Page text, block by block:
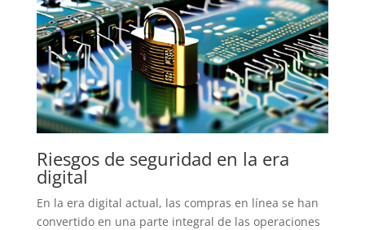
Riesgos de seguridad en la era
digital
En la era digital actual, las compras en línea se han
convertido en una parte integral de las operaciones